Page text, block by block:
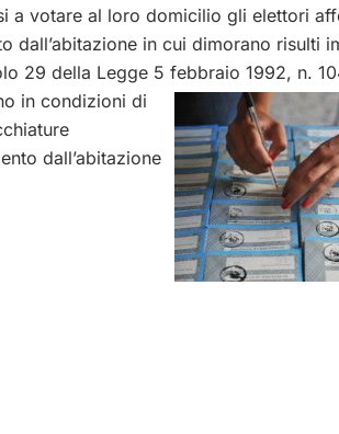
a votare al loro domicilio gli elettori
dall’abitazione in cui dimorano risulti
29 della Legge 5 febbraio 1992, n.
in condizioni di
dall’abitazione